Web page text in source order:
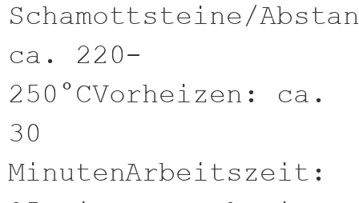
Schamottsteine/
ca. 220-
250°CVorheizen: ca.
30
MinutenArbeitszeit: